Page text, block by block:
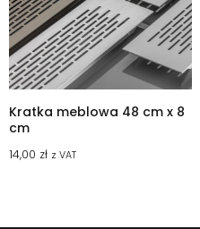
Kratka meblowa 48 cm x 8
cm
14,00 zł z VAT